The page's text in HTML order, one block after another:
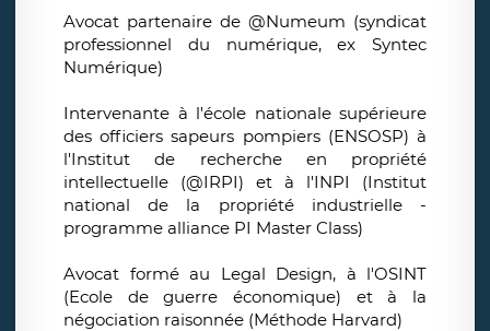
Avocat partenaire de @Numeum (syndicat
professionnel du numérique, ex Syntec
Numérique)
Intervenante à l'école nationale supérieure
des officiers sapeurs pompiers (ENSOSP) à
l'Institut de recherche en propriété
intellectuelle (@IRPI) et à l'INPI (Institut
national de la propriété industrielle -
programme alliance PI Master Class)
Avocat formé au Legal Design, à l'OSINT
(Ecole de guerre économique) et à la
négociation raisonnée (Méthode Harvard)